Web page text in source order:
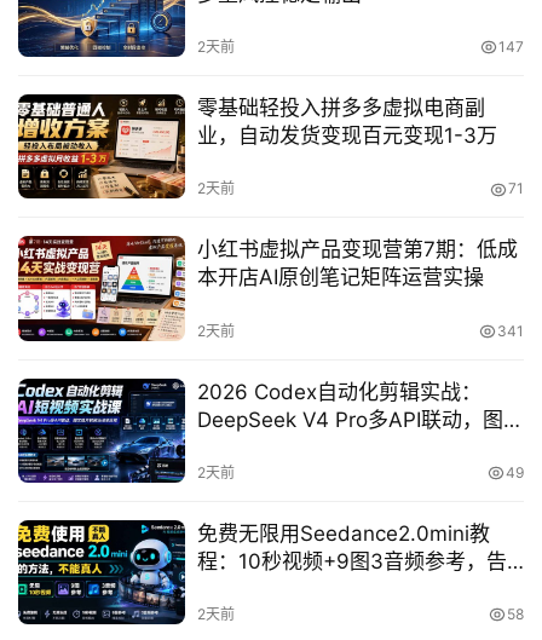
快
讯
赚
钱
项
中
创
网
冒
网
福
2天前 147
零基础轻投入拼多多虚拟电商副
业，自动发货变现百元变现1-3万
2天前 71
小红书虚拟产品变现营第7期：低成
本开店AI原创笔记矩阵运营实操
2天前 341
2026 Codex自动化剪辑实战：
DeepSeek V4 Pro多API联动，图文
2天前 49
免费无限用Seedance2.0mini教
程：10秒视频+9图3音频参考，告
2天前 58